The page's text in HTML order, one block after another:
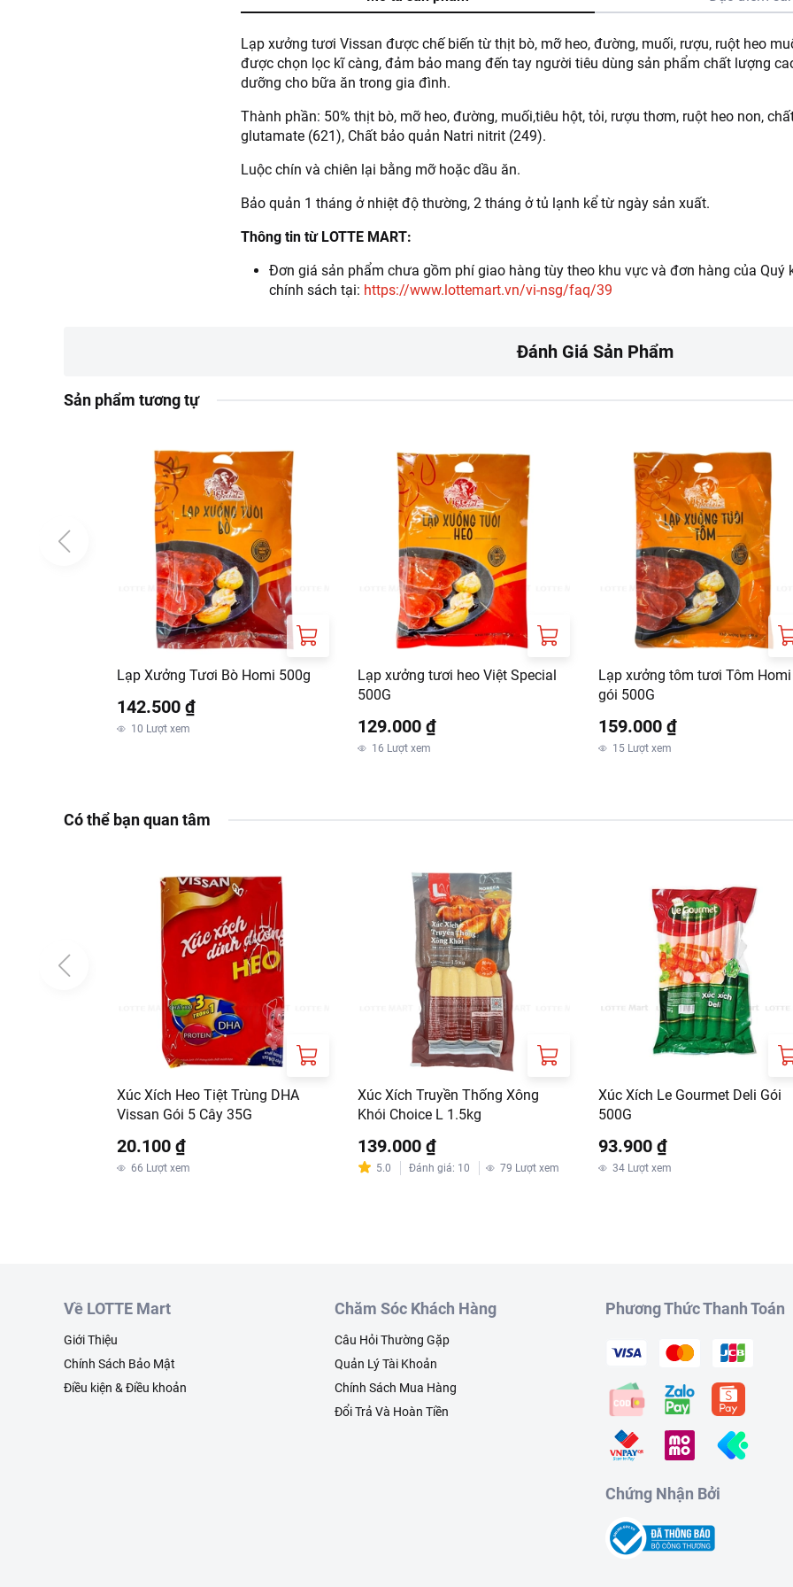
Lạp xưởng tươi Vissan được chế biến từ thịt bò, mỡ heo, đường, muối, rượu, ruột heo
được chọn lọc kĩ càng, đảm bảo mang đến tay người tiêu dùng sản phẩm chất lượng
dưỡng cho bữa ăn trong gia đình.
Thành phần: 50% thịt bò, mỡ heo, đường, muối,tiêu hột, tỏi, rượu thơm, ruột heo non,
glutamate (621), Chất bảo quản Natri nitrit (249).
Luộc chín và chiên lại bằng mỡ hoặc dầu ăn.
Bảo quản 1 tháng ở nhiệt độ thường, 2 tháng ở tủ lạnh kể từ ngày sản xuất.
Thông tin từ LOTTE MART:
Đơn giá sản phẩm chưa gồm phí giao hàng tùy theo khu vực và đơn hàng của Quý
chính sách tại: https://www.lottemart.vn/vi-nsg/faq/39
Đánh Giá Sản Phẩm
Sản phẩm tương tự
Lạp Xưởng Tươi Bò Homi 500g
142.500 ₫
10 Lượt xem
Lạp xưởng tươi heo Việt Special
500G
129.000 ₫
16 Lượt xem
Lạp xưởng tôm tươi Tôm Homi
gói 500G
159.000 ₫
15 Lượt xem
Có thể bạn quan tâm
Xúc Xích Heo Tiệt Trùng DHA
Vissan Gói 5 Cây 35G
20.100 ₫
66 Lượt xem
Xúc Xích Truyền Thống Xông
Khói Choice L 1.5kg
139.000 ₫
5.0 Đánh giá: 10 79 Lượt xem
Xúc Xích Le Gourmet Deli Gói
500G
93.900 ₫
34 Lượt xem
Về LOTTE Mart
Giới Thiệu
Chính Sách Bảo Mật
Điều kiện & Điều khoản
Chăm Sóc Khách Hàng
Câu Hỏi Thường Gặp
Quản Lý Tài Khoản
Chính Sách Mua Hàng
Đổi Trả Và Hoàn Tiền
Phương Thức Thanh Toán
Chứng Nhận Bởi